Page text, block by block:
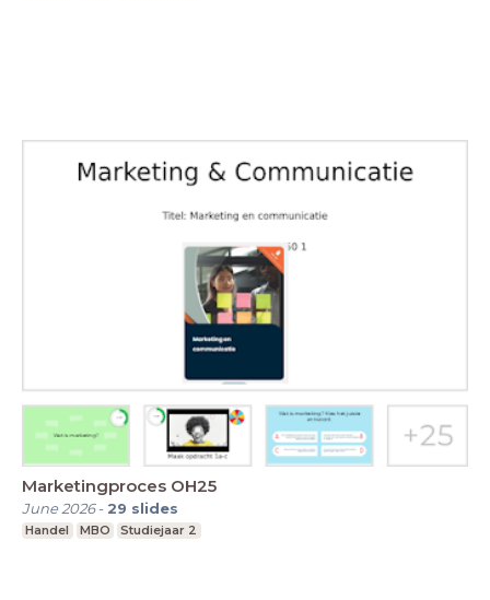
Marketingproces OH25
June 2026- 29 slides
Handel MBO Studiejaar 2